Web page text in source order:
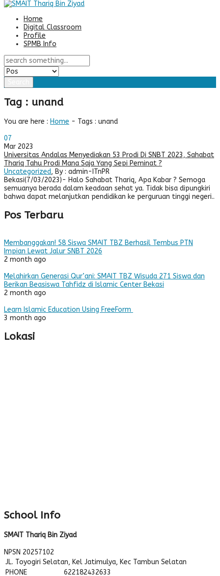
Home
Digital Classroom
Profile
SPMB Info
Tag : unand
You are here : Home - Tags : unand
07
Mar 2023
Universitas Andalas Menyediakan 53 Prodi Di SNBT 2023, Sahabat
Thariq Tahu Prodi Mana Saja Yang Sepi Peminat ?
Uncategorized, By : admin-ITnPR
Bekasi(7/03/2023)- Halo Sahabat Thariq, Apa Kabar ? Semoga
semuanya berada dalam keadaan sehat ya. Tidak bisa dipungkiri
bahwa dapat melanjutkan pendidikan ke perguruan tinggi negeri..
Pos Terbaru
Membanggakan! 58 Siswa SMAIT TBZ Berhasil Tembus PTN
Impian Lewat Jalur SNBT 2026
2 month ago
Melahirkan Generasi Qur’ani: SMAIT TBZ Wisuda 271 Siswa dan
Berikan Beasiswa Tahfidz di Islamic Center Bekasi
2 month ago
Learn Islamic Education Using FreeForm
3 month ago
Lokasi
School Info
SMAIT Thariq Bin Ziyad
NPSN 20257102
JL. Toyogiri Selatan, Kel Jatimulya, Kec Tambun Selatan
PHONE
622182432633